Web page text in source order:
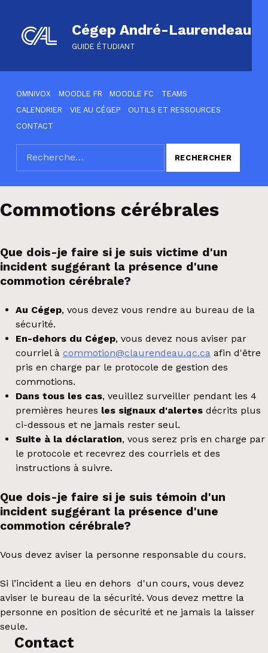
Cégep André-Laurendeau
GUIDE ÉTUDIANT
OMNIVOX
MOODLE FR MOODLE FC
TEAMS
CALENDRIER
VIE AU CÉGEP
OUTILS ET RESSOURCES
CONTACT
SEARCH THE SITE
Rechercher :
Commotions cérébrales
Que dois-je faire si je suis victime d'un
incident suggérant la présence d'une
commotion cérébrale?
Au Cégep, vous devez vous rendre au bureau de la
sécurité.
En-dehors du Cégep, vous devez nous aviser par
courriel à commotion@claurendeau.qc.ca afin d'être
pris en charge par le protocole de gestion des
commotions.
Dans tous les cas, veuillez surveiller pendant les 4
premières heures les signaux d'alertesdécrits plus
ci-dessous et ne jamais rester seul.
Suite à la déclaration, vous serez pris en charge par
le protocole et recevrez des courriels et des
instructions à suivre.
Que dois-je faire si je suis témoin d'un
incident suggérant la présence d'une
commotion cérébrale?
Vous devez aviser la personne responsable du cours.
Si l’incident a lieu en dehors d'un cours, vous devez
aviser le bureau de la sécurité. Vous devez mettre la
personne en position de sécurité et ne jamais la laisser
seule.
Contact